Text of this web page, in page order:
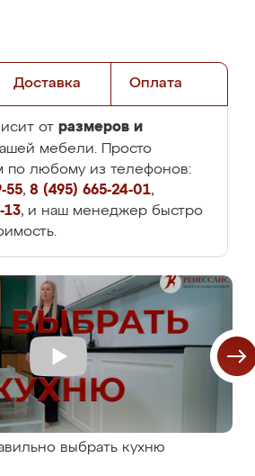
Доставка Оплата
от размеров и
мебели. Просто
по любому из телефонов:
55, 8 (495) 665-24-01,
13, и наш менеджер быстро
выбрать кухню